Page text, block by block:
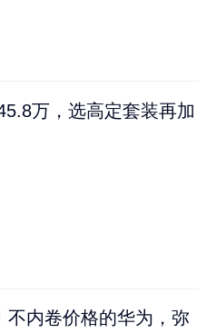
万，选高定套装再加
不内卷价格的华为，弥